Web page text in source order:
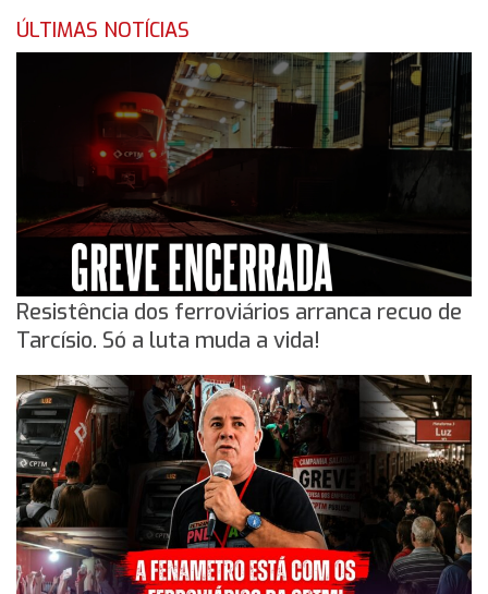
ÚLTIMAS NOTÍCIAS
Resistência dos ferroviários arranca recuo de
Tarcísio. Só a luta muda a vida!